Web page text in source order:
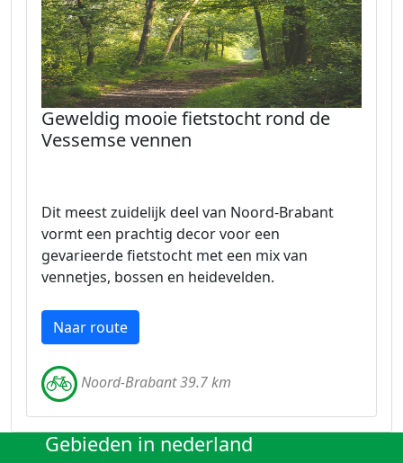
Geweldig mooie fietstocht rond de
Vessemse vennen
Dit meest zuidelijk deel van Noord-Brabant
vormt een prachtig decor voor een
gevarieerde fietstocht met een mix van
vennetjes, bossen en heidevelden.
Naar route
Noord-Brabant 39.7 km
Gebieden in nederland